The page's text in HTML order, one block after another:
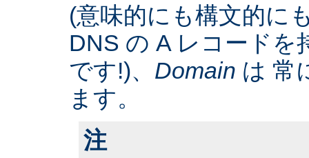
(意味的にも構文的に
DNS の A レコードを
です!)、 Domain は 常
ます。
注